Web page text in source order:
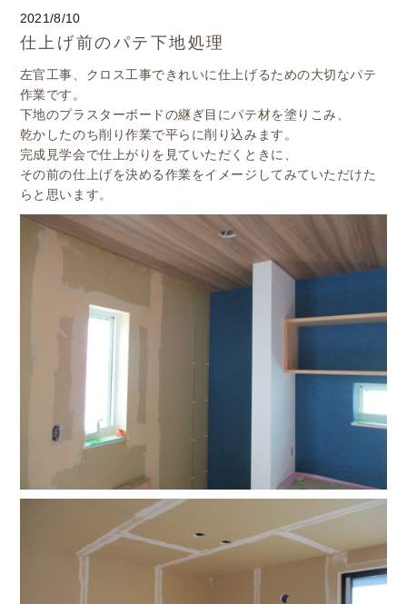
2021/8/10
仕上げ前のパテ下地処理
左官工事、クロス工事できれいに仕上げるための大切なパテ
作業です。
下地のプラスターボードの継ぎ目にパテ材を塗りこみ、
乾かしたのち削り作業で平らに削り込みます。
完成見学会で仕上がりを見ていただくときに、
その前の仕上げを決める作業をイメージしてみていただけた
らと思います。